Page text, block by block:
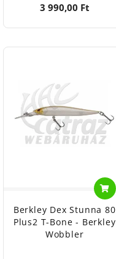
3 990,00 Ft
Berkley Dex Stunna 80
Plus2 T-Bone - Berkley
Wobbler